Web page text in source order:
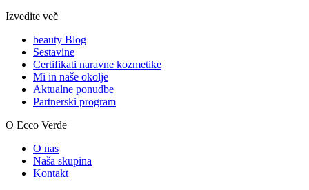
Izvedite več
beauty Blog
Sestavine
Certifikati naravne kozmetike
Mi in naše okolje
Aktualne ponudbe
Partnerski program
O Ecco Verde
O nas
Naša skupina
Kontakt